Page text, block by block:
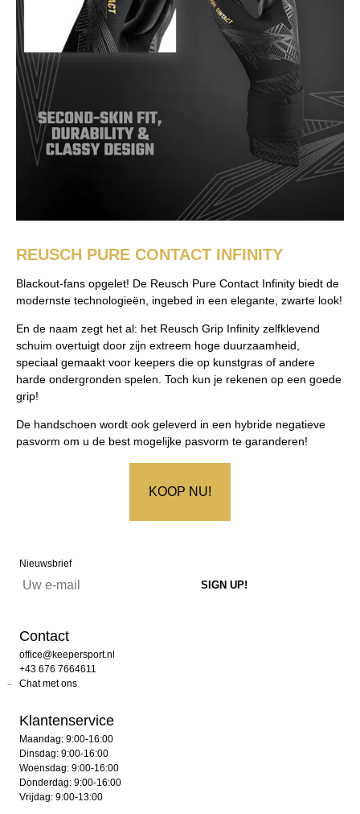
REUSCH PURE CONTACT INFINITY
Blackout-fans opgelet! De Reusch Pure Contact Infinity biedt de
modernste technologieën, ingebed in een elegante, zwarte look!
En de naam zegt het al: het Reusch Grip Infinity zelfklevend
schuim overtuigt door zijn extreem hoge duurzaamheid,
speciaal gemaakt voor keepers die op kunstgras of andere
harde ondergronden spelen. Toch kun je rekenen op een goede
grip!
De handschoen wordt ook geleverd in een hybride negatieve
pasvorm om u de best mogelijke pasvorm te garanderen!
KOOP NU!
Nieuwsbrief
Contact
office@keepersport.nl
+43 676 7664611
Chat met ons
Klantenservice
Maandag: 9:00-16:00
Dinsdag: 9:00-16:00
Woensdag: 9:00-16:00
Donderdag: 9:00-16:00
Vrijdag: 9:00-13:00